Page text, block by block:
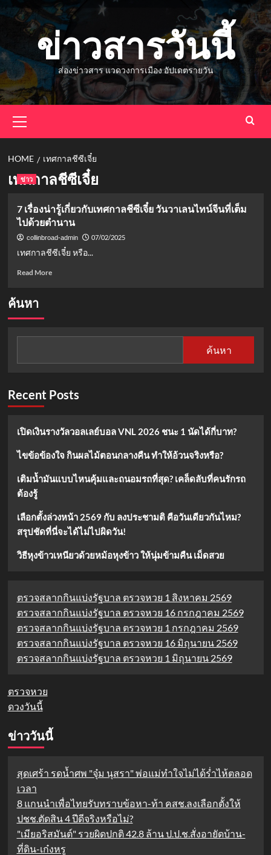
Skip
ข่าวสารวันนี้
ส่องข่าวสาร แวดวงการเมือง อัปเดตรายวัน
Menu
HOME เทศกาลชีซีเจี๋ย
เทศกาลชีซีเจี๋ย
ข่าว
7 เรื่องน่ารู้เกี่ยวกับเทศกาลชีซีเจี๋ย วันวาเลนไทน์จีนที่เต็ม
ไปด้วยตำนาน
collinbroad-admin 07/02/2025
เทศกาลชีซีเจี๋ย หรือ...
Read MoreRead
รู้
กับ
ซี
วาเลนไทน์
ที่
ไป
ค้นหา
ค้นหา
Recent Posts
เปิดเงินรางวัลวอลเลย์บอล VNL 2026 ชนะ 1 นัดได้กี่บาท?
ไขข้อข้องใจ กินผลไม้ตอนกลางคืน ทำให้อ้วนจริงหรือ?
เติมน้ำมันแบบไหนคุ้มและถนอมรถที่สุด? เคล็ดลับที่คนรักรถ
ต้องรู้
เลือกตั้งล่วงหน้า 2569 กับ ลงประชามติ คือวันเดียวกันไหม?
สรุปชัดที่นี่จะได้ไม่ไปผิดวัน!
วิธีหุงข้าวเหนียวด้วยหม้อหุงข้าว ให้นุ่มข้ามคืน เม็ดสวย
ตรวจสลากกินแบ่งรัฐบาล ตรวจหวย 1 สิงหาคม 2569
ตรวจสลากกินแบ่งรัฐบาล ตรวจหวย 16 กรกฎาคม 2569
ตรวจสลากกินแบ่งรัฐบาล ตรวจหวย 1 กรกฎาคม 2569
ตรวจสลากกินแบ่งรัฐบาล ตรวจหวย 16 มิถุนายน 2569
ตรวจสลากกินแบ่งรัฐบาล ตรวจหวย 1 มิถุนายน 2569
ตรวจหวย
ดวงวันนี้
ข่าววันนี้
สุดเศร้า รดน้ำศพ "จุ๋ม นุสรา" พ่อแม่ทำใจไม่ได้ร่ำไห้ตลอด
เวลา
8 แกนนำเพื่อไทยรับทราบข้อหา-ท้า คสช.ลงเลือกตั้งให้
ปชช.ตัดสิน 4 ปีดีจริงหรือไม่?
"เมียอริสมันต์" รวยผิดปกติ 42.8 ล้าน ป.ป.ช.สั่งอายัดบ้าน-
ที่ดิน-เก๋งหรู